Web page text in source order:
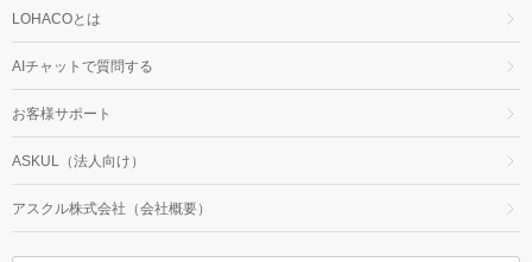
LOHACOとは
AIチャットで質問する
お客様サポート
ASKUL（法人向け）
アスクル株式会社（会社概要）